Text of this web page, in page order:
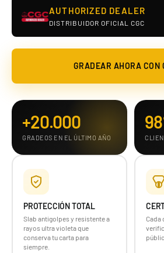
AUTHORIZED DEALER
DISTRIBUIDOR OFICIAL CGC
GRADEAR AHORA CON
+20.000
GRADEOS EN EL ÚLTIMO AÑO
PROTECCIÓN TOTAL
Slab antigolpes y resistente a
rayos ultra violeta que
conserva tu carta para
siempre.
Cada